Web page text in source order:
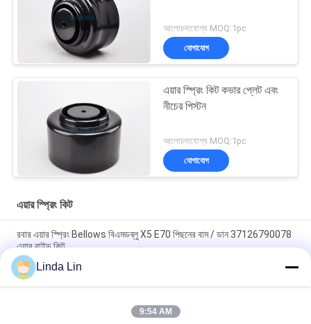
আলোচনাযোগ্য MOQ:1pc
যোগাযোগ
এয়ার স্প্রিং কিট কভার প্লেট এবং
নীচের পিস্টন
আলোচনাযোগ্য MOQ:1pc
যোগাযোগ
এয়ার স্প্রিং কিট
রবার এয়ার স্প্রিং Bellows বিএমডব্লু X5 E70 পিছনের বাম / ডান 37126790078
এয়ার রাইড কিট
বায়ু স্প্রিং যন্ত্রাংশ Vibracoustic নীচের পিস্টন / কভার প্লেট V1E26a / ভি 1 ই
26 একটি
রাবার সাসপেনশন এয়ার ব্যাগ 37106784381 BMW 5 জি.টি. F07 / F11 রিয়ার
Linda Lin
9:54 AM